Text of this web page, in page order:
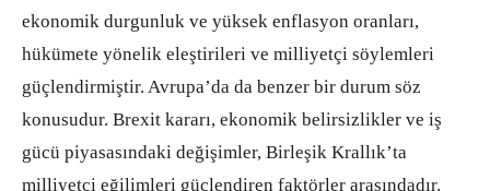
ekonomik durgunluk ve yüksek enflasyon oranları,
hükümete yönelik eleştirileri ve milliyetçi söylemleri
güçlendirmiştir. Avrupa’da da benzer bir durum söz
konusudur. Brexit kararı, ekonomik belirsizlikler ve iş
gücü piyasasındaki değişimler, Birleşik Krallık’ta
milliyetçi eğilimleri güçlendiren faktörler arasındadır.